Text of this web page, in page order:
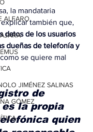
ALFARO
JIMÉNEZ SALINAS
GÓMEZ
la mandataria
también que,
datos de los usuarios
dueñas de telefonía y
se quiere mal
de
la propia
quien